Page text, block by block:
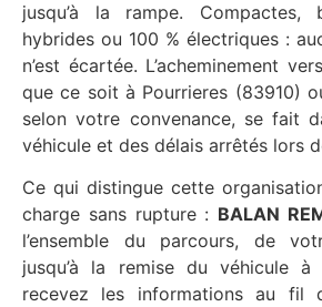
jusqu’à la rampe. Compactes,
hybrides ou 100 % électriques :
n’est écartée. L’acheminement
que ce soit à Pourrieres (83910)
selon votre convenance, se fait
véhicule et des délais arrêtés lors
Ce qui distingue cette
charge sans rupture : BALAN
l’ensemble du parcours, de
jusqu’à la remise du véhicule à
recevez les informations au fil